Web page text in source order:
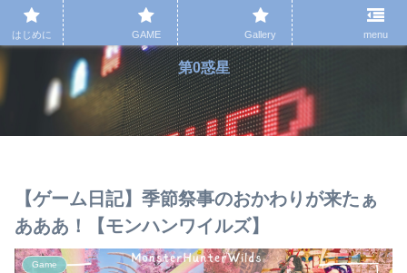
第0惑星
【ゲーム日記】季節祭事のおかわりが来たぁ
あああ！【モンハンワイルズ】
Game
はじめに GAME Gallery menu